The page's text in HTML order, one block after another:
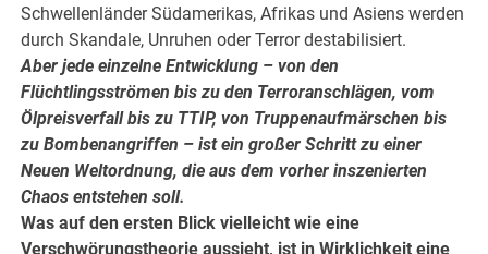
Schwellenländer Südamerikas, Afrikas und Asiens werden
durch Skandale, Unruhen oder Terror destabilisiert.
Aber jede einzelne Entwicklung – von den
Flüchtlingsströmen bis zu den Terroranschlägen, vom
Ölpreisverfall bis zu TTIP, von Truppenaufmärschen bis
zu Bombenangriffen – ist ein großer Schritt zu einer
Neuen Weltordnung, die aus dem vorher inszenierten
Chaos entstehen soll.
Was auf den ersten Blick vielleicht wie eine
Verschwörungstheorie aussieht, ist in Wirklichkeit eine